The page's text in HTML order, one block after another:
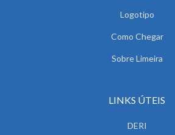
Logotipo
Como Chegar
Sobre Limeira
LINKS ÚTEIS
DERI